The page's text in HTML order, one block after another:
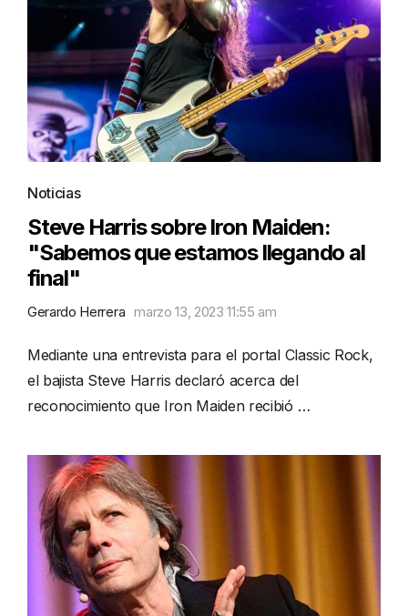
Noticias
Steve Harris sobre Iron Maiden:
"Sabemos que estamos llegando al
final"
Gerardo Herrera marzo 13, 2023 11:55 am
Mediante una entrevista para el portal Classic Rock,
el bajista Steve Harris declaró acerca del
reconocimiento que Iron Maiden recibió …